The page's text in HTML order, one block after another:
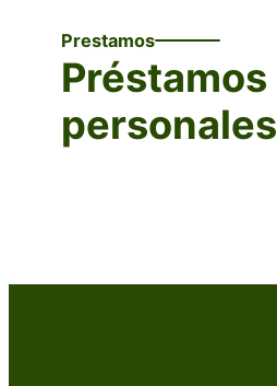
Prestamos
Préstamos
personales